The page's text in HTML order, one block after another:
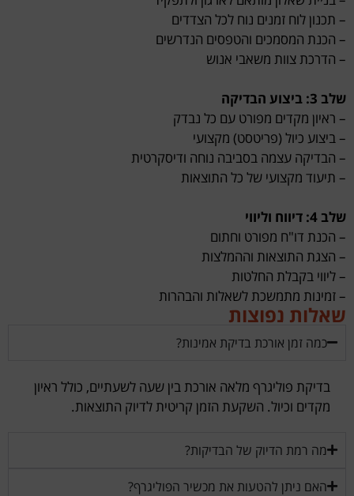
– תכנון לוח זמנים נוח לכל הצדדים
– הכנת המסמכים והטפסים הנדרשים
– הדרכת צוות משאבי אנוש
שלב 3: ביצוע הבדיקה
– ראיון מקדים מפורט עם כל נבדק
– ביצוע כיול (פריטסט) מקצועי
– הבדיקה עצמה בסביבה נוחה ודיסקרטית
– תיעוד מקצועי של כל התוצאות
שלב 4: דיווח וליווי
– הכנת דו"ח מפורט וחתום
– הצגת התוצאות וההמלצות
– ליווי בקבלת החלטות
– זמינות מתמשכת לשאלות והבהרות
שאלות נפוצות
כמה זמן אורכת בדיקת אמינות?
בדיקת פוליגרף מלאה אורכת בין שעה לשעתיים, כולל ראיון
מקדים וכיול. השקעת הזמן קריטית לדיוק התוצאות.
מה רמת הדיוק של הבדיקות?
האם ניתן להטעות את מכשיר הפוליגרף?